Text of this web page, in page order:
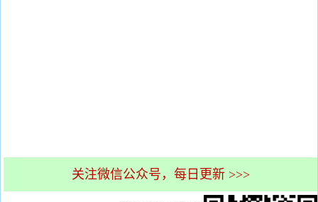
关注微信公众号，每日更新 >>>